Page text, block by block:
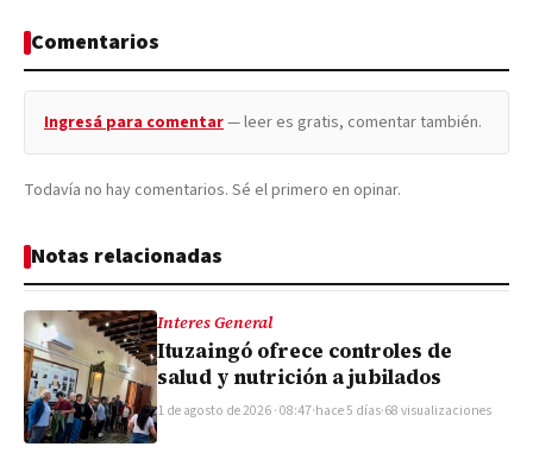
Comentarios
Ingresá para comentar— leer es gratis, comentar también.
Todavía no hay comentarios. Sé el primero en opinar.
Notas relacionadas
Interes General
Ituzaingó ofrece controles de
salud y nutrición a jubilados
1 de agosto de 2026 · 08:47·hace 5 días·68 visualizaciones